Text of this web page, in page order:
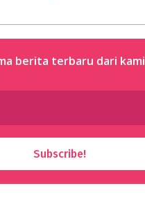
berita terbaru dari kami
Subscribe!